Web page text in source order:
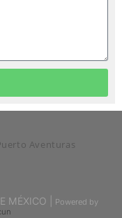
Aventuras
MÉXICO |
Powered by